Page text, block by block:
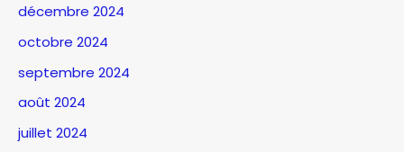
décembre 2024
octobre 2024
septembre 2024
août 2024
juillet 2024